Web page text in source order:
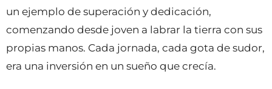
un ejemplo de superación y dedicación,
comenzando desde joven a labrar la tierra con sus
propias manos. Cada jornada, cada gota de sudor,
era una inversión en un sueño que crecía.